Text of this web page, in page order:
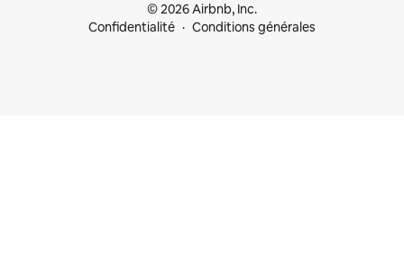
© 2026 Airbnb, Inc.
Confidentialité
Conditions générales